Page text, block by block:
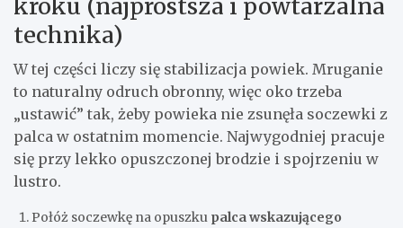
kroku (najprostsza i powtarzalna
technika)
W tej części liczy się stabilizacja powiek. Mruganie
to naturalny odruch obronny, więc oko trzeba
„ustawić” tak, żeby powieka nie zsunęła soczewki z
palca w ostatnim momencie. Najwygodniej pracuje
się przy lekko opuszczonej brodzie i spojrzeniu w
lustro.
Połóż soczewkę na opuszku palca wskazującego